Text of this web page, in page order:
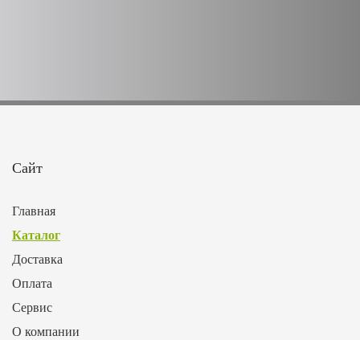
Сайт
Главная
Каталог
Доставка
Оплата
Сервис
О компании